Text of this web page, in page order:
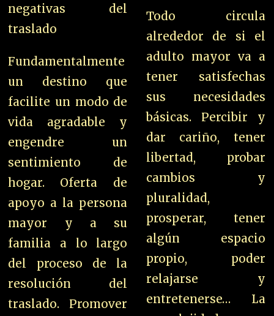
negativas del
traslado
Fundamentalmente
un destino que
facilite un modo de
vida agradable y
engendre un
sentimiento de
hogar. Oferta de
apoyo a la persona
mayor y a su
familia a lo largo
del proceso de la
resolución del
traslado. Promover
Todo circula
alrededor de si el
adulto mayor va a
tener satisfechas
sus necesidades
básicas. Percibir y
dar cariño, tener
libertad, probar
cambios y
pluralidad,
prosperar, tener
algún espacio
propio, poder
relajarse y
entretenerse… La